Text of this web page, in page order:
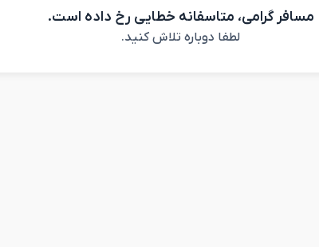
مسافر گرامی، متاسفانه خطایی رخ داده است.
لطفا دوباره تلاش کنید.